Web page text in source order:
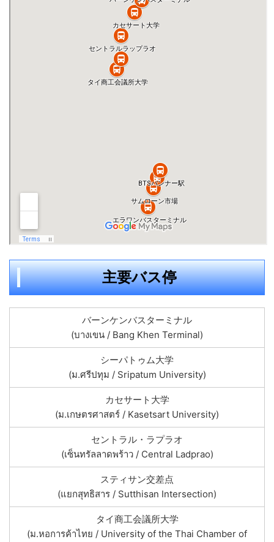
主要バス停
バーンケンバスターミナル
(บางเขน / Bang Khen Terminal)
シーパトゥム大学
(ม.ศรีปทุม / Sripatum University)
カセサート大学
(ม.เกษตรศาสตร์ / Kasetsart University)
セントラル・ラプラオ
(เซ็นทรัลลาดพร้าว / Central Ladprao)
スティサン交差点
(แยกสุทธิสาร / Sutthisan Intersection)
タイ商工会議所大学
(ม.หอการค้าไทย / University of the Thai Chamber of